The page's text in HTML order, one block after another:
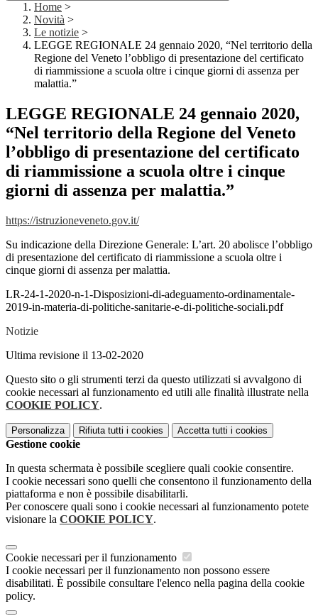
Home >
Novità >
Le notizie >
LEGGE REGIONALE 24 gennaio 2020, “Nel territorio della
Regione del Veneto l’obbligo di presentazione del certificato
di riammissione a scuola oltre i cinque giorni di assenza per
malattia.”
LEGGE REGIONALE 24 gennaio 2020,
“Nel territorio della Regione del Veneto
l’obbligo di presentazione del certificato
di riammissione a scuola oltre i cinque
giorni di assenza per malattia.”
https://istruzioneveneto.gov.it/
Su indicazione della Direzione Generale: L’art. 20 abolisce l’obbligo
di presentazione del certificato di riammissione a scuola oltre i
cinque giorni di assenza per malattia.
LR-24-1-2020-n-1-Disposizioni-di-adeguamento-ordinamentale-
2019-in-materia-di-politiche-sanitarie-e-di-politiche-sociali.pdf
Notizie
Ultima revisione il 13-02-2020
Questo sito o gli strumenti terzi da questo utilizzati si avvalgono di
cookie necessari al funzionamento ed utili alle finalità illustrate nella
COOKIE POLICY.
Personalizza Rifiuta tutti i cookies Accetta tutti i cookies
Gestione cookie
In questa schermata è possibile scegliere quali cookie consentire.
I cookie necessari sono quelli che consentono il funzionamento della
piattaforma e non è possibile disabilitarli.
Per conoscere quali sono i cookie necessari al funzionamento potete
visionare la COOKIE POLICY.
Cookie necessari per il funzionamento
I cookie necessari per il funzionamento non possono essere
disabilitati. È possibile consultare l'elenco nella pagina della cookie
policy.